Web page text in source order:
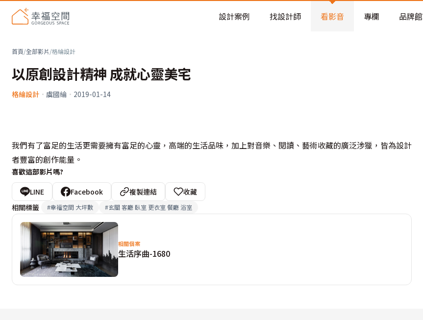
老屋預算分配與高 CP 值煥新術
設計案例 找設計師 看影音 專欄 品牌館
首頁/全部影片/格綸設計
以原創設計精神 成就心靈美宅
格綸設計 · 虞國綸 · 2019-01-14
我們有了富足的生活更需要擁有富足的心靈，高端的生活品味，加上對音樂、閱讀、藝術收藏的廣泛涉獵，皆為設計
者豐富的創作能量。
喜歡這部影片嗎?
LINE Facebook 複製連結
收藏
相關標籤
#幸福空間 大坪數 #玄關 客廳 臥室 更衣室 餐廳 浴室
相關個案
生活序曲-1680